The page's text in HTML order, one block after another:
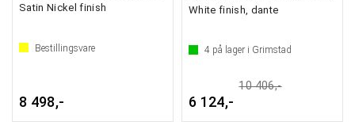
Satin Nickel finish
Bestillingsvare
8 498,-
White finish, dante
4 på lager i Grimstad
10 406,-
6 124,-